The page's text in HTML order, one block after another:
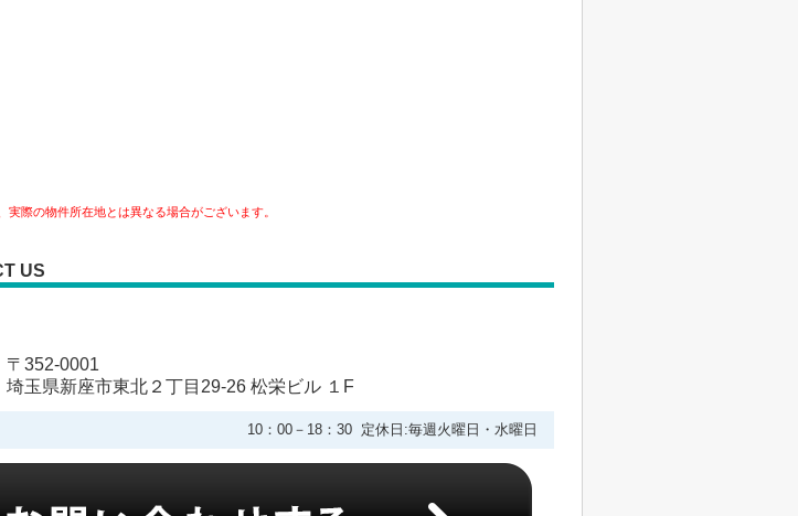
際の物件所在地とは異なる場合がございます。
US
〒352-0001
埼玉県新座市東北２丁目29-26 松栄ビル １F
10：00－18：30 定休日:毎週火曜日・水曜日